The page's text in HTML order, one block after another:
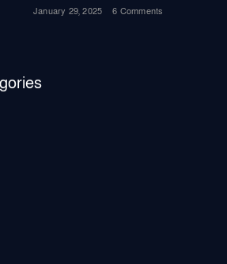
January 29, 2025 6 Comments